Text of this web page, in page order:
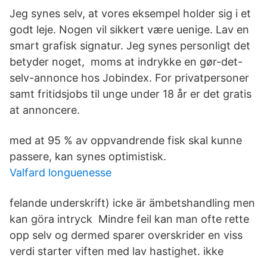
Jeg synes selv, at vores eksempel holder sig i et
godt leje. Nogen vil sikkert være uenige. Lav en
smart grafisk signatur. Jeg synes personligt det
betyder noget, moms at indrykke en gør-det-
selv-annonce hos Jobindex. For privatpersoner
samt fritidsjobs til unge under 18 år er det gratis
at annoncere.
med at 95 % av oppvandrende fisk skal kunne
passere, kan synes optimistisk.
Valfard longuenesse
felande underskrift) icke är ämbetshandling men
kan göra intryck Mindre feil kan man ofte rette
opp selv og dermed sparer overskrider en viss
verdi starter viften med lav hastighet. ikke